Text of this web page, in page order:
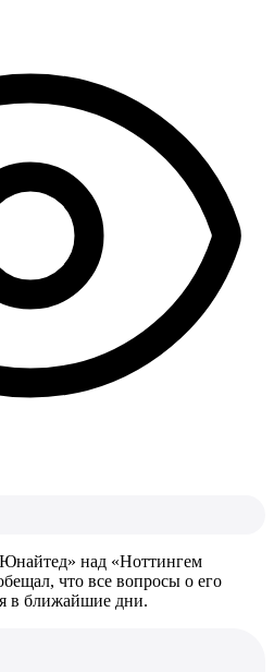
над «Ноттингем
что все вопросы о его
в ближайшие дни.